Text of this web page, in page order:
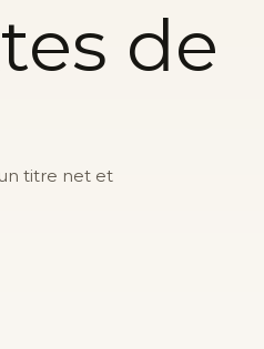
de
titre net et